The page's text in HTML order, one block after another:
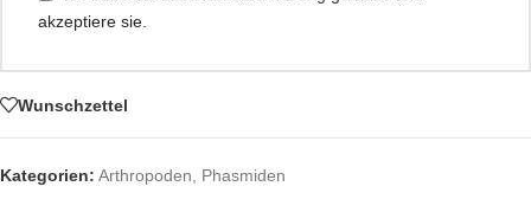
akzeptiere sie.
Wunschzettel
Kategorien: Arthropoden Phasmiden